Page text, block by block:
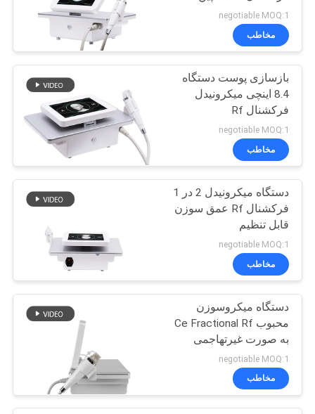
OPT مو حذف
24
ماشین لیزر
Alexandrite
16
E روشن ماشین زیبایی
26
negotiable MOQ:1
مخاطب
بازسازی پوست دستگاه
8.4 اینچی میکرونیدل
فرکشنال Rf
negotiable MOQ:1
مخاطب
دستگاه میکرونیدل 2 در 1
فرکشنال Rf عمق سوزن
قابل تنظیم
negotiable MOQ:1
مخاطب
دستگاه میکروسوزن
محبوب Ce Fractional Rf
به صورت غیرتهاجمی
negotiable MOQ:1
مخاطب